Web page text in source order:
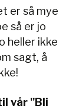
er så mye
så er jo
heller ikke
sagt, å
vår "Bli